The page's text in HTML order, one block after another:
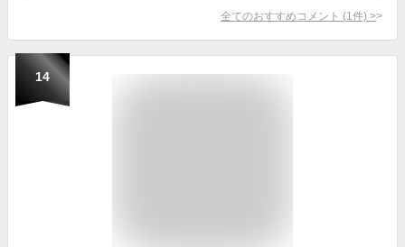
全てのおすすめコメント (1 件) >
14